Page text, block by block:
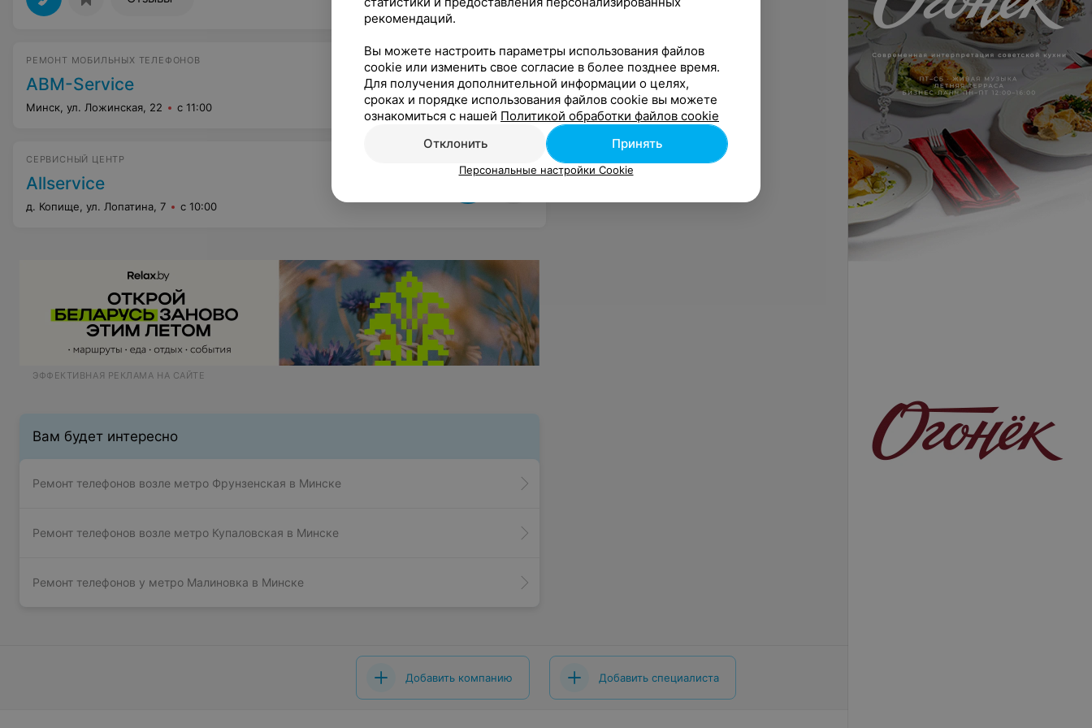
РЕМОНТ МОБИЛЬНЫХ ТЕЛЕФОНОВ
ABM-Service
Минск, ул. Ложинская, 22 с 11:00
СЕРВИСНЫЙ ЦЕНТР
Allservice
д. Копище, ул. Лопатина, 7 с 10:00
ЭФФЕКТИВНАЯ РЕКЛАМА НА САЙТЕ
Вам будет интересно
Ремонт телефонов возле метро Фрунзенская в Минске
Ремонт телефонов возле метро Купаловская в Минске
Ремонт телефонов у метро Малиновка в Минске
Добавить компанию Добавить специалиста
рекомендаций.
Вы можете настроить параметры использования файлов
cookie или изменить свое согласие в более позднее время.
Для получения дополнительной информации о целях,
сроках и порядке использования файлов cookie вы можете
ознакомиться с нашей Политикой обработки файлов cookie
Отклонить
Принять
Персональные настройки Cookie